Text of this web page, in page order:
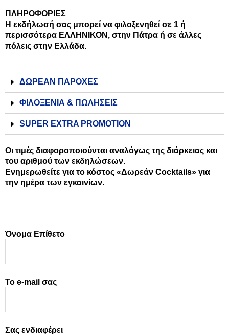
ΠΛΗΡΟΦΟΡΙΕΣ
Η εκδήλωσή σας μπορεί να φιλοξενηθεί σε 1 ή
περισσότερα ΕΛΛΗΝΙΚΟΝ, στην Πάτρα ή σε άλλες
πόλεις στην Ελλάδα.
ΔΩΡΕΑΝ ΠΑΡΟΧΕΣ
ΦΙΛΟΞΕΝΙΑ & ΠΩΛΗΣΕΙΣ
SUPER EXTRA PROMOTION
Οι τιμές διαφοροποιούνται αναλόγως της διάρκειας και
του αριθμού των εκδηλώσεων.
Ενημερωθείτε για το κόστος «Δωρεάν Cocktails» για
την ημέρα των εγκαινίων.
Όνομα Επίθετο
Το e-mail σας
Σας ενδιαφέρει